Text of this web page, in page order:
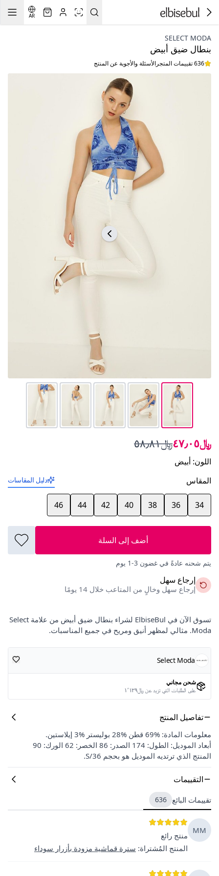
AR
SELECT MODA
بنطال ضيق أبيض
636 تقييمات المتجر الأسئلة والأجوبة عن المنتج
﷼٤٧٫٠٥ ﷼٥٨٫٨١
اللون: أبيض
المقاس
دليل المقاسات
34
36
38
40
42
44
46
أضف إلى السلة
يتم شحنه عادةً في غضون 3-1 يوم
إرجاع سهل
إرجاع سهل وخالٍ من المتاعب خلال 14 يومًا
تسوق الآن في ElbiseBul لشراء بنطال ضيق أبيض من علامة Select
Moda. مثالي لمظهر أنيق ومريح في جميع المناسبات.
Select Moda
شحن مجاني
على الطلبات التي تزيد عن ﷼١٬١٢٩
تفاصيل المنتج
معلومات المادة: %69 قطن %28 بوليستر %3 إيلاستين.
أبعاد الموديل: الطول: 174 الصدر: 86 الخصر: 62 الورك: 90
المنتج الذي ترتديه الموديل هو بحجم 36/S.
التقييمات
تقييمات البائع 636
MM
منتج رائع
المنتج المُشتراة: سترة قماشية مزودة بأزرار سوداء